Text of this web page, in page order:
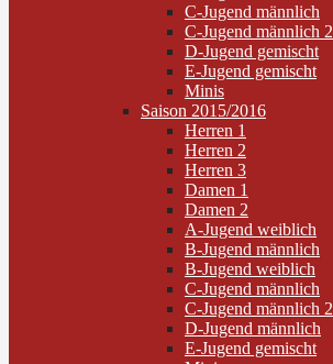
C-Jugend männlich
C-Jugend männlich 2
D-Jugend gemischt
E-Jugend gemischt
Minis
Saison 2015/2016
Herren 1
Herren 2
Herren 3
Damen 1
Damen 2
A-Jugend weiblich
B-Jugend männlich
B-Jugend weiblich
C-Jugend männlich
C-Jugend männlich 2
D-Jugend männlich
E-Jugend gemischt